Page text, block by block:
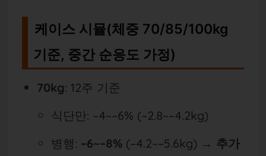
케이스 시뮬(체중 70/85/100kg
기준, 중간 순응도 가정)
70kg: 12주 기준
식단만: –4~–6% (–2.8~–4.2kg)
병행: –6~–8% (–4.2~–5.6kg) → 추가